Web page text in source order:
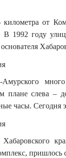
километра от
1992 году
плане слева –
часы. Сегодня
Хабаровского
пришлось